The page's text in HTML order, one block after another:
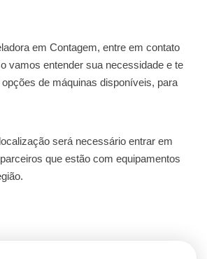
em Contagem, entre em contato
vamos entender sua necessidade e te
de máquinas disponíveis, para
será necessário entrar em
que estão com equipamentos